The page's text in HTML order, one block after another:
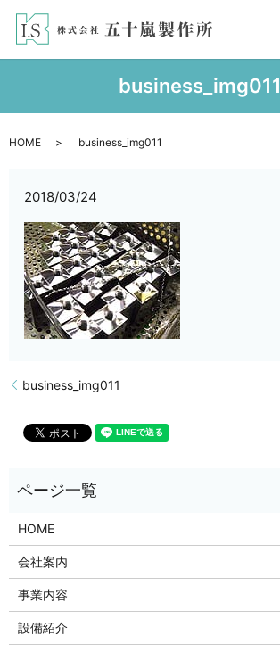
business_img011
HOME business_img011
2018/03/24
business_img011
HOME
会社案内
事業内容
設備紹介